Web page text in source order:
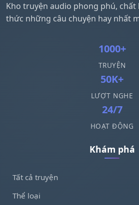
Kho truyện audio phong phú,
thức những câu chuyện hay nhất
1000+
TRUYỆN
50K+
LƯỢT NGHE
24/7
HOẠT ĐỘNG
Khám phá
Tất cả truyện
Thể loại